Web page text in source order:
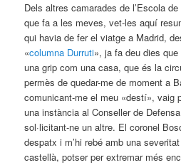
Dels altres camarades de l’Escola
que fa a les meves, vet-les aquí
qui havia de fer el viatge a Madrid,
«columna Durruti», ja fa deu dies
una grip com una casa, que és la
permès de quedar-me de moment a
comunicant-me el meu «destí», vaig
una instància al Conseller de
sol·licitant-ne un altre. El coronel
despatx i m’hi rebé amb una
castellà, potser per extremar més